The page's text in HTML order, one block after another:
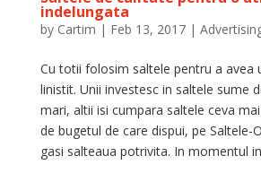
indelungata
by Cartim | Feb 13, 2017|
Cu totii folosim saltele pentru a avea
linistit. Unii investesc in saltele sume
mari, altii isi cumpara saltele ceva
de bugetul de care dispui, pe Saltele-
gasi salteaua potrivita. In momentul